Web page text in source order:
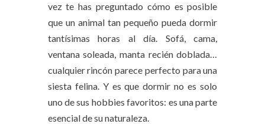
vez te has preguntado cómo es posible
que un animal tan pequeño pueda dormir
tantísimas horas al día. Sofá, cama,
ventana soleada, manta recién doblada…
cualquier rincón parece perfecto para una
siesta felina. Y es que dormir no es solo
uno de sus hobbies favoritos: es una parte
esencial de su naturaleza.